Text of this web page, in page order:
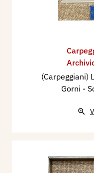
(Carpeggiani)
Gorni -